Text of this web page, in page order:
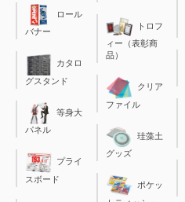
ロール
バナー
カタロ
グスタンド
等身大
パネル
プライ
スボード
トロフ
ィー（表彰商
品）
クリア
ファイル
珪藻土
グッズ
ポケッ